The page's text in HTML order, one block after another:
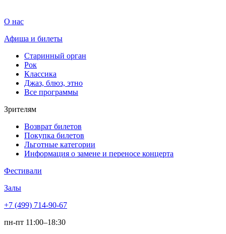
О нас
Афиша и билеты
Старинный орган
Рок
Классика
Джаз, блюз, этно
Все программы
Зрителям
Возврат билетов
Покупка билетов
Льготные категории
Информация о замене и переносе концерта
Фестивали
Залы
+7 (499) 714-90-67
пн-пт 11:00–18:30